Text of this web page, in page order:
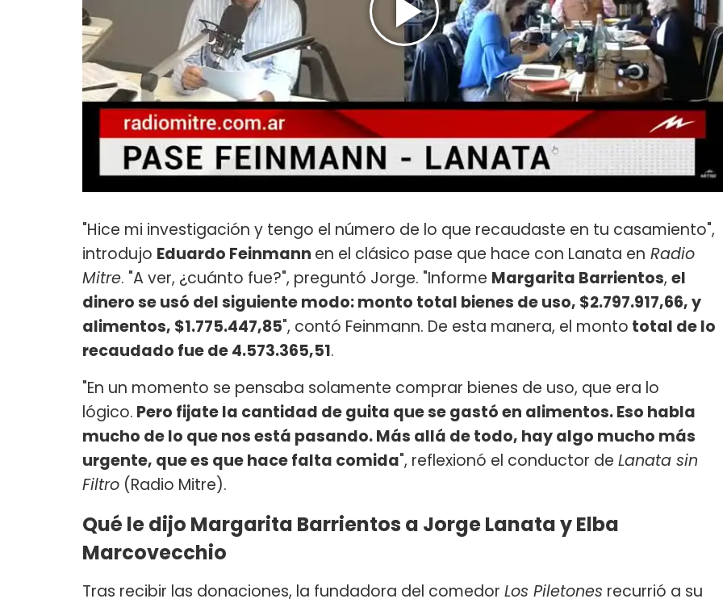
"Hice mi investigación y tengo el número de lo que recaudaste en tu casamiento",
introdujo Eduardo Feinmann en el clásico pase que hace con Lanata en Radio
Mitre. "A ver, ¿cuánto fue?", preguntó Jorge. "Informe Margarita Barrientos, el
dinero se usó del siguiente modo: monto total bienes de uso, $2.797.917,66, y
alimentos, $1.775.447,85", contó Feinmann. De esta manera, el monto total de lo
recaudado fue de 4.573.365,51.
"En un momento se pensaba solamente comprar bienes de uso, que era lo
lógico. Pero fijate la cantidad de guita que se gastó en alimentos. Eso habla
mucho de lo que nos está pasando. Más allá de todo, hay algo mucho más
urgente, que es que hace falta comida", reflexionó el conductor de Lanata sin
Filtro (Radio Mitre).
Qué le dijo Margarita Barrientos a Jorge Lanata y Elba
Marcovecchio
Tras recibir las donaciones, la fundadora del comedor Los Piletones recurrió a su